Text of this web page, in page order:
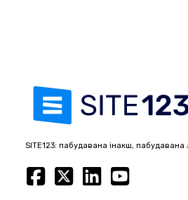
SITE123: пабудавана інакш, пабудавана